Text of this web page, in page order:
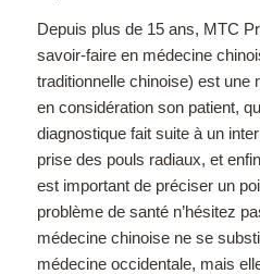
Depuis plus de 15 ans, MTC
savoir-faire en médecine
traditionnelle chinoise) est une
en considération son patient,
diagnostique fait suite à un
prise des pouls radiaux, et
est important de préciser un
problème de santé n’hésitez
médecine chinoise ne se
médecine occidentale, mais